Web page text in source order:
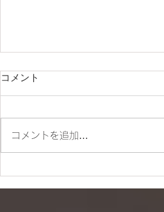
朝ツーリング❣
コメント
コメントを追加…